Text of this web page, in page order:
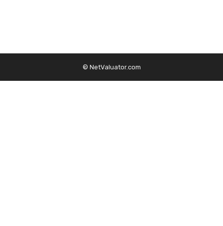
© NetValuator.com